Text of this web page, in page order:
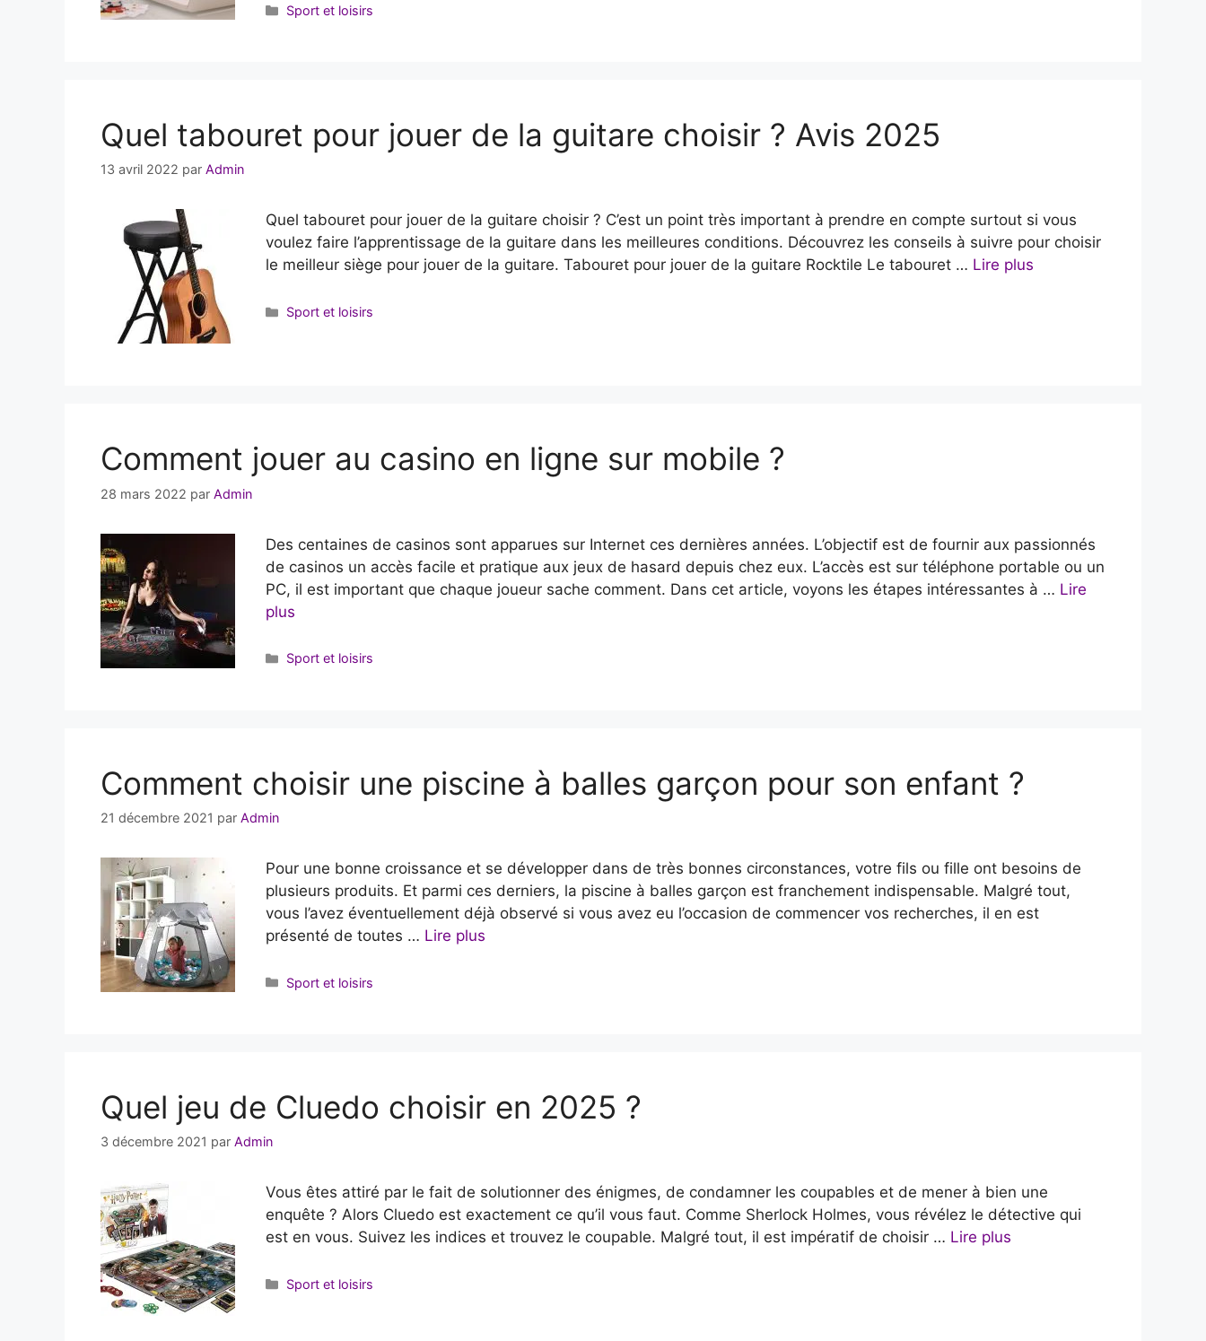
Catégories
Sport et loisirs
Quel tabouret pour jouer de la guitare choisir ? Avis 2025
13 avril 2022 par Admin
Quel tabouret pour jouer de la guitare choisir ? C’est un point très important à prendre en compte surtout si vous
voulez faire l’apprentissage de la guitare dans les meilleures conditions. Découvrez les conseils à suivre pour choisir
le meilleur siège pour jouer de la guitare. Tabouret pour jouer de la guitare Rocktile Le tabouret … Lire plus
Catégories
Sport et loisirs
Comment jouer au casino en ligne sur mobile ?
28 mars 2022 par Admin
Des centaines de casinos sont apparues sur Internet ces dernières années. L’objectif est de fournir aux passionnés
de casinos un accès facile et pratique aux jeux de hasard depuis chez eux. L’accès est sur téléphone portable ou un
PC, il est important que chaque joueur sache comment. Dans cet article, voyons les étapes intéressantes à … Lire
plus
Catégories
Sport et loisirs
Comment choisir une piscine à balles garçon pour son enfant ?
21 décembre 2021 par Admin
Pour une bonne croissance et se développer dans de très bonnes circonstances, votre fils ou fille ont besoins de
plusieurs produits. Et parmi ces derniers, la piscine à balles garçon est franchement indispensable. Malgré tout,
vous l’avez éventuellement déjà observé si vous avez eu l’occasion de commencer vos recherches, il en est
présenté de toutes … Lire plus
Catégories
Sport et loisirs
Quel jeu de Cluedo choisir en 2025 ?
3 décembre 2021 par Admin
Vous êtes attiré par le fait de solutionner des énigmes, de condamner les coupables et de mener à bien une
enquête ? Alors Cluedo est exactement ce qu’il vous faut. Comme Sherlock Holmes, vous révélez le détective qui
est en vous. Suivez les indices et trouvez le coupable. Malgré tout, il est impératif de choisir … Lire plus
Catégories
Sport et loisirs